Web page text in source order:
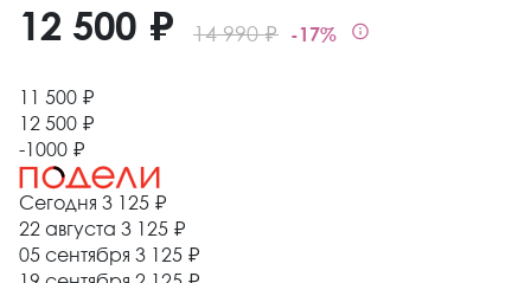
14 990 ₽ -17%
12 500 ₽
11 500 ₽
12 500 ₽
-1000 ₽
Сегодня 3 125 ₽
22 августа 3 125 ₽
05 сентября 3 125 ₽